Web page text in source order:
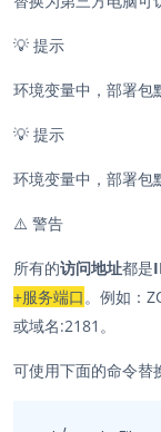
💡 提示
环境变量中，部署包
💡 提示
环境变量中，部署包
⚠️ 警告
所有的访问地址都是
+服务端口 。例如：
或域名:2181。
可使用下面的命令替